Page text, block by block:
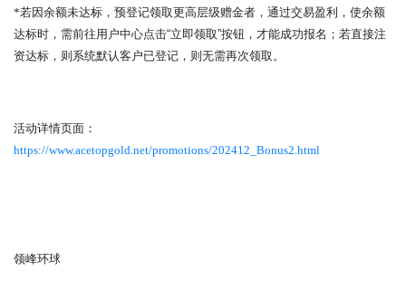
*若因余额未达标，预登记领取更高层级赠金者，通过交易盈利，使余额
达标时，需前往用户中心点击“立即领取”按钮，才能成功报名；若直接注
资达标，则系统默认客户已登记，则无需再次领取。
活动详情页面：
https://www.acetopgold.net/promotions/202412_Bonus2.html
领峰环球